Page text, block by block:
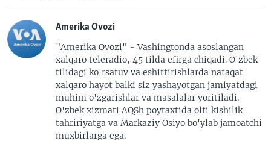
Amerika Ovozi
"Amerika Ovozi" - Vashingtonda asoslangan
xalqaro teleradio, 45 tilda efirga chiqadi. O'zbek
tilidagi ko'rsatuv va eshittirishlarda nafaqat
xalqaro hayot balki siz yashayotgan jamiyatdagi
muhim o'zgarishlar va masalalar yoritiladi.
O'zbek xizmati AQSh poytaxtida olti kishilik
tahririyatga va Markaziy Osiyo bo'ylab jamoatchi
muxbirlarga ega.